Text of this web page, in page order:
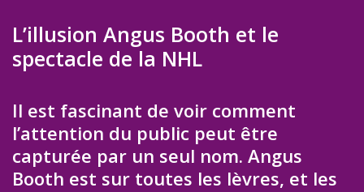
L’illusion Angus Booth et le
spectacle de la NHL
Il est fascinant de voir comment
l’attention du public peut être
capturée par un seul nom. Angus
Booth est sur toutes les lèvres, et les